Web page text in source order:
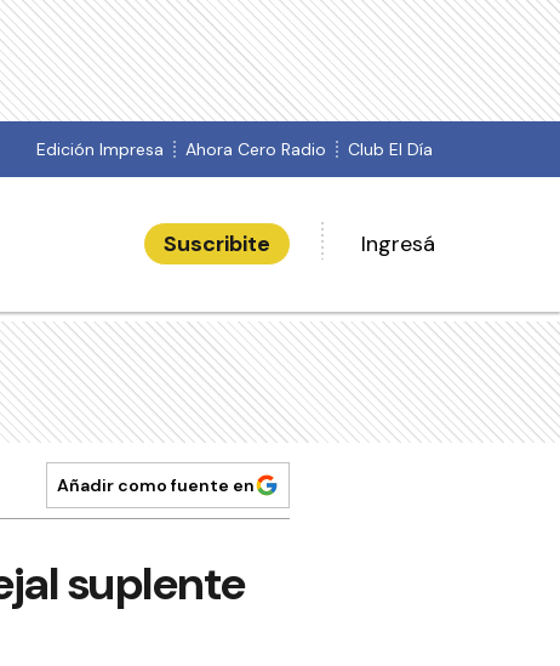
Edición Impresa Ahora Cero Radio Club El Día
Suscribite Ingresá
Añadir como fuente en
suplente